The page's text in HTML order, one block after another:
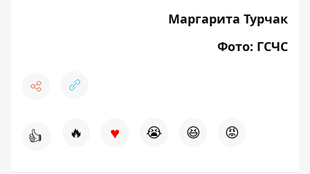
Маргарита Турчак
Фото: ГСЧС
👍 🔥 ♥ 😭 😆 😡